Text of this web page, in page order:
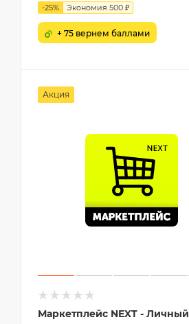
-25% Экономия 500 ₽
+ 75 вернем баллами
Акция
Маркетплейс NEXT - Личный